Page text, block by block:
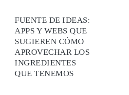
FUENTE DE IDEAS:
APPS Y WEBS QUE
SUGIEREN CÓMO
APROVECHAR LOS
INGREDIENTES
QUE TENEMOS